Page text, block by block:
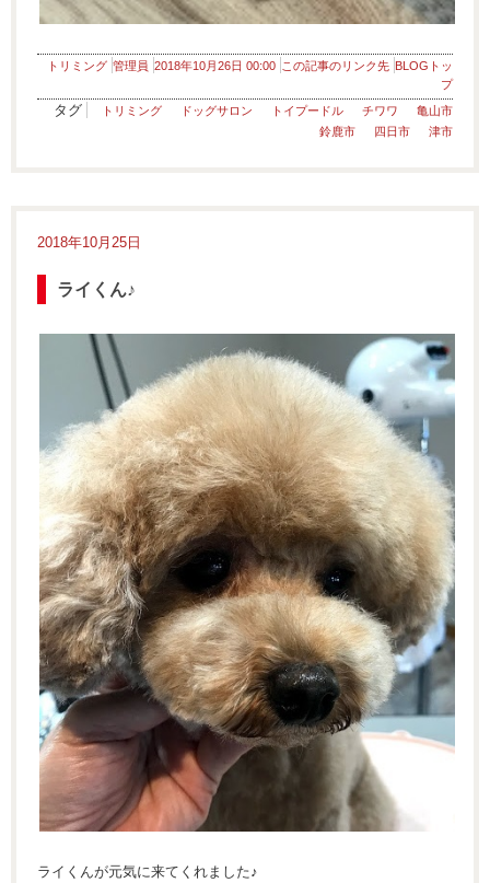
トリミング 管理員 2018年10月26日 00:00 この記事のリンク先 BLOGトッ
プ
タグ トリミング ドッグサロン トイプードル チワワ
亀山市
鈴鹿市
四日市 津市
2018年10月25日
ライくん♪
ライくんが元気に来てくれました♪